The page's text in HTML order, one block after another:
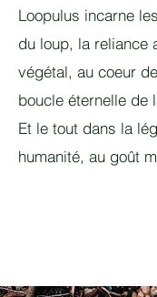
Loopulus incarne
du loup, la reliance
végétal, au coeur
boucle éternelle de
Et le tout dans la
humanité, au goût